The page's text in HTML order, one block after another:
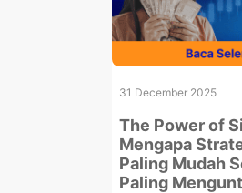
31 December 2025
The Power of
Mengapa
Paling Mudah
Paling